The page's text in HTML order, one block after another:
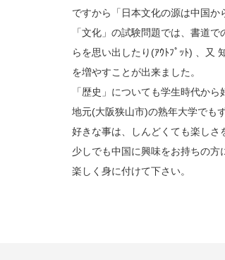
ですから「日本文化の源は中国か
「文化」の試験問題では、書道
らを思い出したり(ｱｳﾄﾌﾟｯﾄ) 、又
を増やすことが出来ました。
「歴史」についても学生時代か
地元(大阪狭山市)の熟年大学でも
好きな事は、しんどくても楽しさ
少しでも中国に興味をお持ちの方
楽しく身に付けて下さい。